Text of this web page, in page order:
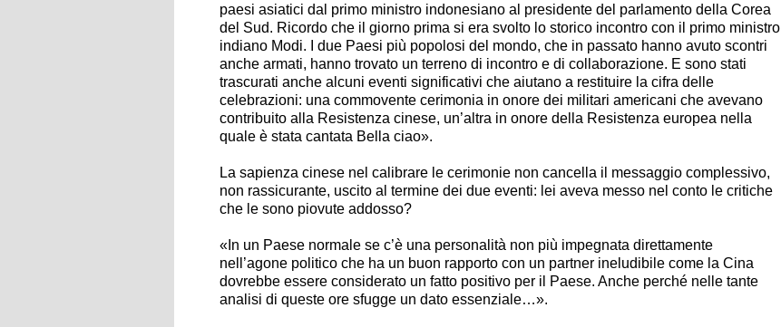
paesi asiatici dal primo ministro indonesiano al presidente del parlamento della Corea
del Sud. Ricordo che il giorno prima si era svolto lo storico incontro con il primo ministro
indiano Modi. I due Paesi più popolosi del mondo, che in passato hanno avuto scontri
anche armati, hanno trovato un terreno di incontro e di collaborazione. E sono stati
trascurati anche alcuni eventi significativi che aiutano a restituire la cifra delle
celebrazioni: una commovente cerimonia in onore dei militari americani che avevano
contribuito alla Resistenza cinese, un’altra in onore della Resistenza europea nella
quale è stata cantata Bella ciao».
La sapienza cinese nel calibrare le cerimonie non cancella il messaggio complessivo,
non rassicurante, uscito al termine dei due eventi: lei aveva messo nel conto le critiche
che le sono piovute addosso?
«In un Paese normale se c’è una personalità non più impegnata direttamente
nell’agone politico che ha un buon rapporto con un partner ineludibile come la Cina
dovrebbe essere considerato un fatto positivo per il Paese. Anche perché nelle tante
analisi di queste ore sfugge un dato essenziale…».